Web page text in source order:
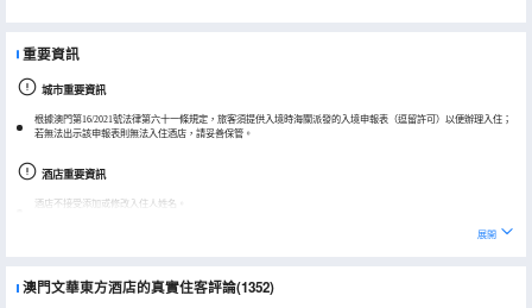
重要資訊
城市重要資訊
根據澳門第16/2021號法律第六十一條規定，旅客須提供入境時海關派發的入境申報表（逗留許可）以便辦理入住；
若無法出示該申報表則無法入住酒店，請妥善保管。
酒店重要資訊
酒店不接受添加或修改入住人姓名。
展開
澳門文華東方酒店的真實住客評論(1352)